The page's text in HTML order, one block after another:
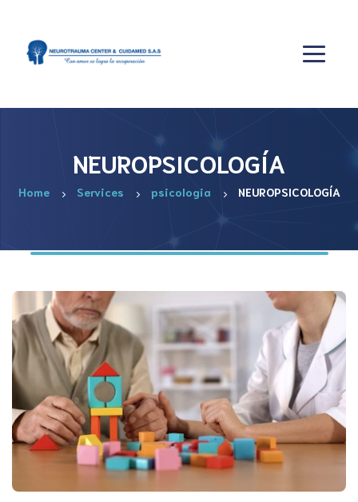
NEUROPSICOLOGÍA
Home Services psicologia NEUROPSICOLOGÍA